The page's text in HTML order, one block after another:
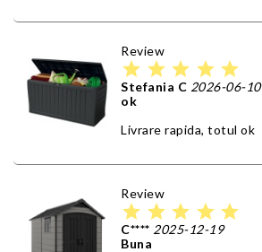
Review
star star star star star
Stefania C 2026-06-10
ok
Livrare rapida, totul ok
Review
star star star star star
C**** 2025-12-19
Buna